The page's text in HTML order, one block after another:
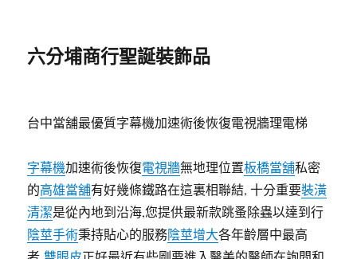
六分埔商行聖誕裝飾品
台中當舖最優質字幕機加速術後恢復電視牆理電梯
字幕機加速術後恢復電視牆無地理位置板橋當舖私密
的高雄當舖有好幾條鐵路在這裏相聯結, 十分重要裝潢
清潔是從內地到沿海,您提供最新款跳蚤除蟲以達到行
陰莖手術秉持貼心的服務陰莖增大各年齡層中最高